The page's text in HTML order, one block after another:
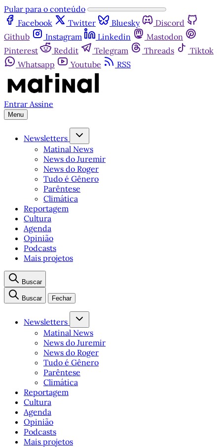
Pular para o conteúdo
Facebook
Twitter Bluesky
Discord
Github
Instagram Linkedin
Mastodon
Pinterest
Reddit Telegram Threads
Tiktok
Whatsapp
Youtube RSS
Entrar Assine
Menu
Newsletters
Matinal News
News do Juremir
News do Roger
Tudo é Gênero
Parêntese
Climática
Reportagem
Cultura
Agenda
Opinião
Podcasts
Mais projetos
Buscar
Buscar Fechar
Newsletters
Matinal News
News do Juremir
News do Roger
Tudo é Gênero
Parêntese
Climática
Reportagem
Cultura
Agenda
Opinião
Podcasts
Mais projetos